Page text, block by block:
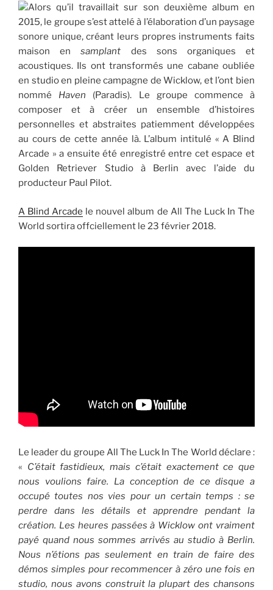
Alors qu’il travaillait sur son deuxième album en
2015, le groupe s’est attelé à l’élaboration d’un paysage
sonore unique, créant leurs propres instruments faits
maison ensamplant des sons organiques et
acoustiques. Ils ont transformés une cabane oubliée
en studio en pleine campagne de Wicklow, et l’ont bien
nommé Haven (Paradis). Le groupe commence à
composer et à créer un ensemble d’histoires
personnelles et abstraites patiemment développées
au cours de cette année là. L’album intitulé « A Blind
Arcade » a ensuite été enregistré entre cet espace et
Golden Retriever Studio à Berlin avec l’aide du
producteur Paul Pilot.
A Blind Arcade le nouvel album de All The Luck In The
World sortira offciellement le 23 février 2018.
Le leader du groupe All The Luck In The World déclare :
« C’était fastidieux, mais c’était exactement ce que
nous voulions faire. La conception de ce disque a
occupé toutes nos vies pour un certain temps : se
perdre dans les détails et apprendre pendant la
création. Les heures passées à Wicklow ont vraiment
payé quand nous sommes arrivés au studio à Berlin.
Nous n’étions pas seulement en train de faire des
démos simples pour recommencer à zéro une fois en
studio, nous avons construit la plupartdes chansons